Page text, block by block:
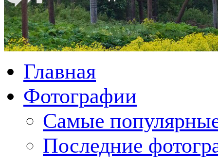
Главная
Фотографии
Cамые
Последние